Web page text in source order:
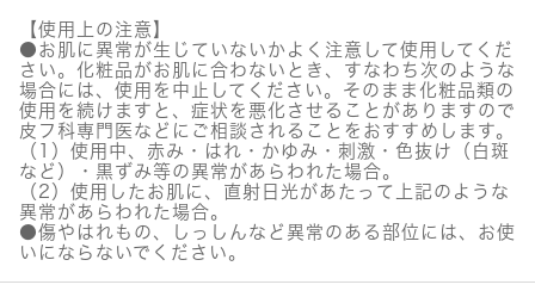
【使用上の注意】
●お肌に異常が生じていないかよく注意して使用してくだ
さい。化粧品がお肌に合わないとき、すなわち次のような
場合には、使用を中止してください。そのまま化粧品類の
使用を続けますと、症状を悪化させることがありますので
皮フ科専門医などにご相談されることをおすすめします。
（1）使用中、赤み・はれ・かゆみ・刺激・色抜け（白斑
など）・黒ずみ等の異常があらわれた場合。
（2）使用したお肌に、直射日光があたって上記のような
異常があらわれた場合。
●傷やはれもの、しっしんなど異常のある部位には、お使
いにならないでください。